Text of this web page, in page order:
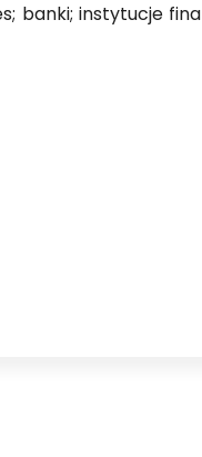
banki; instytucje